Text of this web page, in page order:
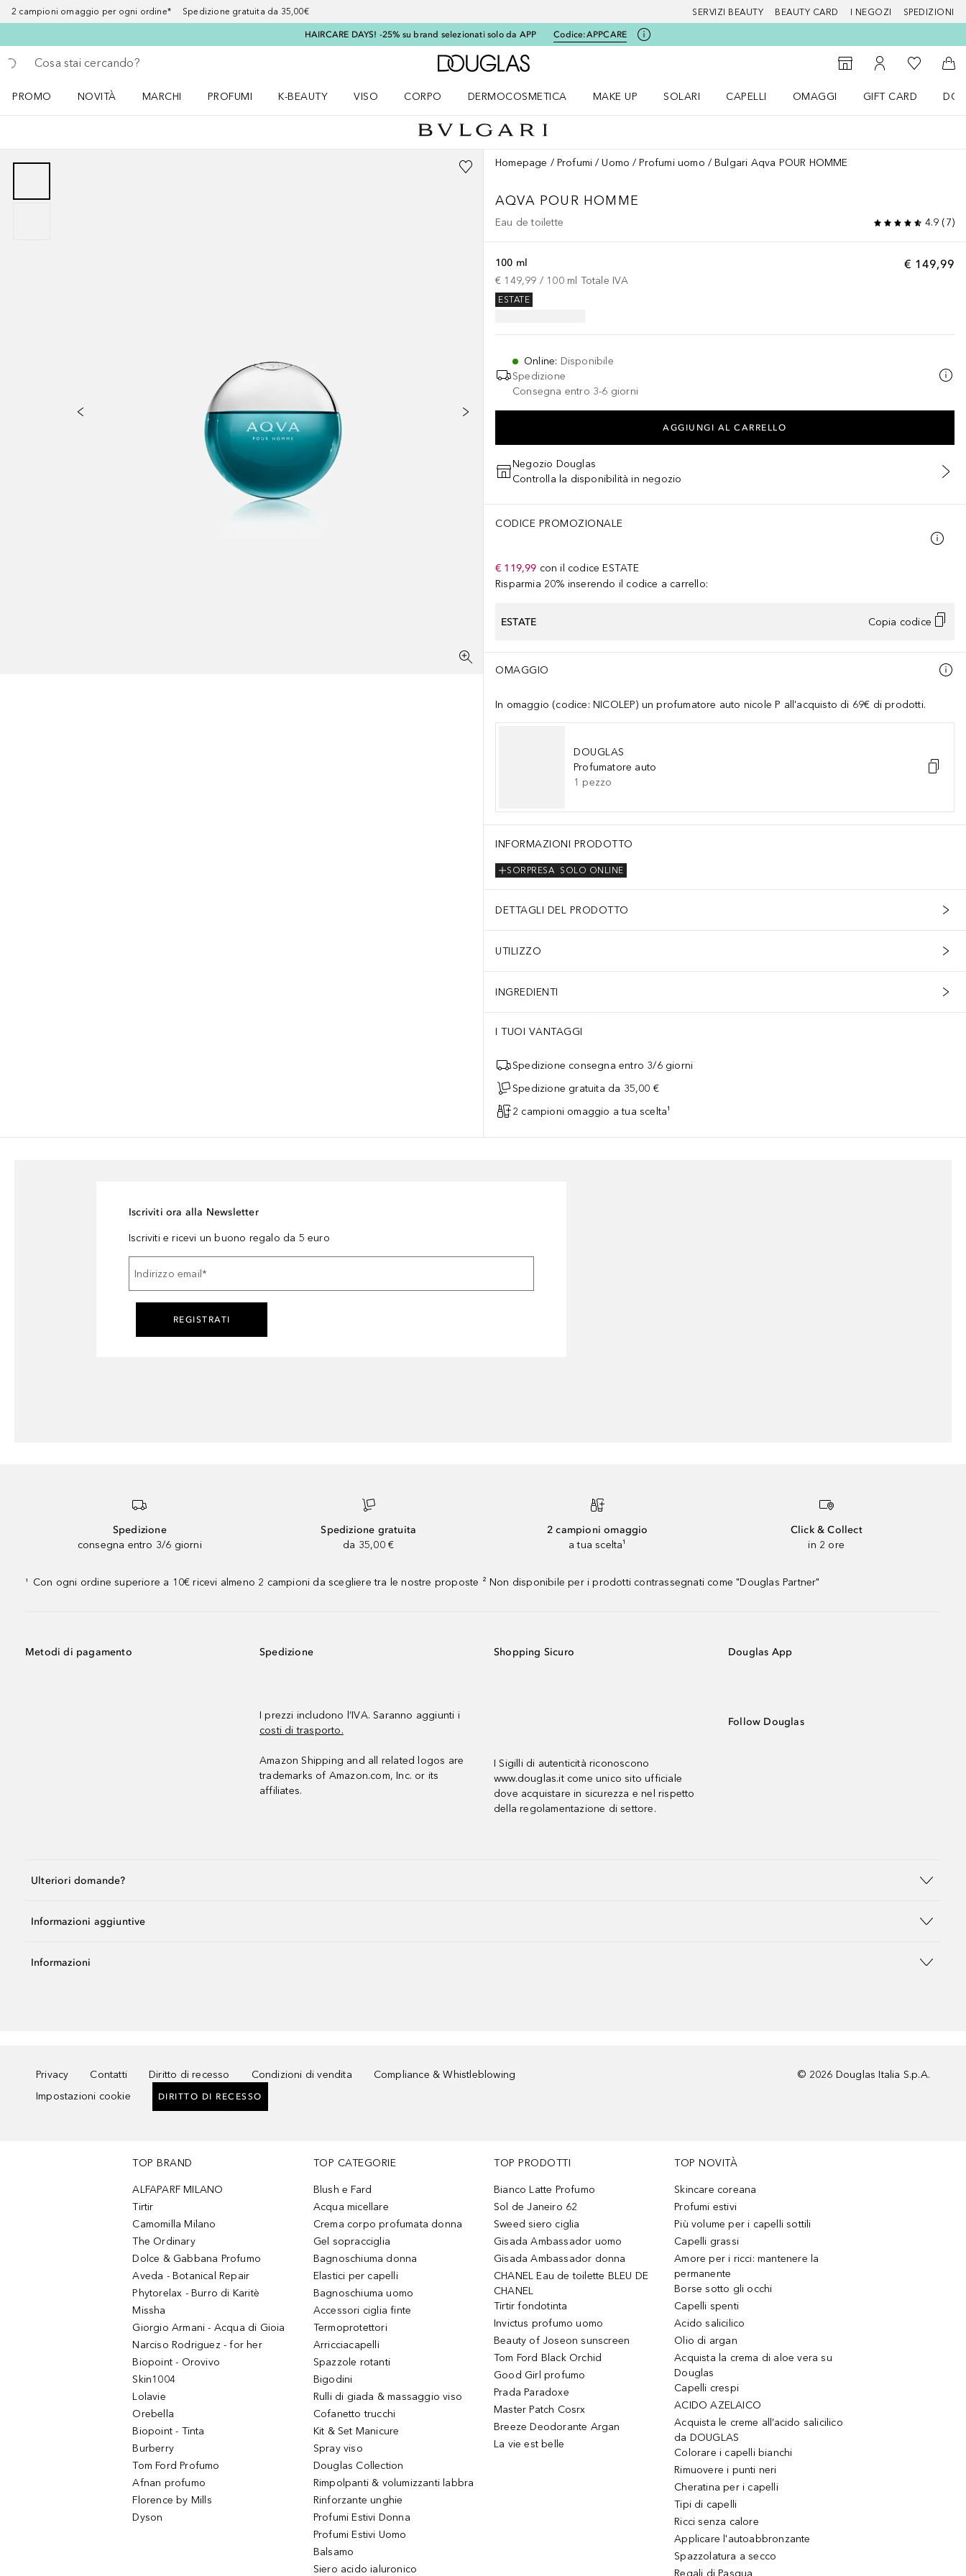
2 campioni omaggio per ogni ordine* Spedizione gratuita da 35,00€ SERVIZI BEAUTY BEAUTY CARD I NEGOZI SPEDIZIONI
HAIRCARE DAYS! -25% su brand selezionati solo da APP Codice:APPCARE
Torna indietro
Esegui ricerca
A Douglas Home
StorefinderAl Mio Account
Alla Mia
Al
PROMO
NOVITÀ
MARCHI
PROFUMI
K-BEAUTY
VISO
CORPO
DERMOCOSMETICA
MAKE UP
SOLARI
CAPELLI
OMAGGI
GIFT CARD
Homepage Profumi Uomo Profumi uomo Bulgari Aqva POUR HOMME
AQVA POUR HOMME
Eau de toilette 4.9 (7)
€ 149,99
100 ml
€ 149,99 / 100 ml Totale IVA
ESTATE
Online: Disponibile
Spedizione
Consegna entro 3-6 giorni
AGGIUNGI AL CARRELLO
Negozio Douglas
Controlla la disponibilità in negozio
CODICE PROMOZIONALE
€ 119,99 con il codice ESTATE
Risparmia 20% inserendo il codice a carrello:
ESTATE Copia codice
OMAGGIO
In omaggio (codice: NICOLEP) un profumatore auto nicole P all'acquisto di 69€ di prodotti.
DOUGLAS
Profumatore auto
1 pezzo
INFORMAZIONI PRODOTTO
SOLO ONLINE
SORPRESA
DETTAGLI DEL PRODOTTO
UTILIZZO
INGREDIENTI
I TUOI VANTAGGI
Spedizione consegna entro 3/6 giorni
Spedizione gratuita da 35,00 €
2 campioni omaggio a tua scelta¹
Iscriviti ora alla Newsletter
Iscriviti e ricevi un buono regalo da 5 euro
Indirizzo email *
REGISTRATI
Spedizione
consegna entro 3/6 giorni
Spedizione gratuita
da 35,00 €
2 campioni omaggio
a tua scelta¹
Click & Collect
in 2 ore
¹ Con ogni ordine superiore a 10€ ricevi almeno 2 campioni da scegliere tra le nostre proposte ² Non disponibile per i prodotti contrassegnati come "Douglas Partner"
Metodi di pagamento Spedizione
I prezzi includono l’IVA. Saranno aggiunti i
costi di trasporto.
Amazon Shipping and all related logos are
trademarks of Amazon.com, Inc. or its
affiliates.
Shopping Sicuro
I Sigilli di autenticità riconoscono
www.douglas.it come unico sito ufficiale
dove acquistare in sicurezza e nel rispetto
della regolamentazione di settore.
Douglas App
Follow Douglas
Ulteriori domande?
Informazioni aggiuntive
Informazioni
Privacy Contatti Diritto di recesso Condizioni di vendita
Compliance & Whistleblowing
Impostazioni cookie
DIRITTO DI RECESSO
© 2026 Douglas Italia S.p.A.
TOP BRAND
ALFAPARF MILANO
Tirtir
Camomilla Milano
The Ordinary
Dolce & Gabbana Profumo
Aveda - Botanical Repair
Phytorelax - Burro di Karitè
Missha
Giorgio Armani - Acqua di Gioia
Narciso Rodriguez - for her
Biopoint - Orovivo
Skin1004
Lolavie
Orebella
Biopoint - Tinta
Burberry
Tom Ford Profumo
Afnan profumo
Florence by Mills
Dyson
TOP CATEGORIE
Blush e Fard
Acqua micellare
Crema corpo profumata donna
Gel sopracciglia
Bagnoschiuma donna
Elastici per capelli
Bagnoschiuma uomo
Accessori ciglia finte
Termoprotettori
Arricciacapelli
Spazzole rotanti
Bigodini
Rulli di giada & massaggio viso
Cofanetto trucchi
Kit & Set Manicure
Spray viso
Douglas Collection
Rimpolpanti & volumizzanti labbra
Rinforzante unghie
Profumi Estivi Donna
Profumi Estivi Uomo
Balsamo
Siero acido ialuronico
TOP PRODOTTI
Bianco Latte Profumo
Sol de Janeiro 62
Sweed siero ciglia
Gisada Ambassador uomo
Gisada Ambassador donna
CHANEL Eau de toilette BLEU DE
CHANEL
Tirtir fondotinta
Invictus profumo uomo
Beauty of Joseon sunscreen
Tom Ford Black Orchid
Good Girl profumo
Prada Paradoxe
Master Patch Cosrx
Breeze Deodorante Argan
La vie est belle
TOP NOVITÀ
Skincare coreana
Profumi estivi
Più volume per i capelli sottili
Capelli grassi
Amore per i ricci: mantenere la
permanente
Borse sotto gli occhi
Capelli spenti
Acido salicilico
Olio di argan
Acquista la crema di aloe vera su
Douglas
Capelli crespi
ACIDO AZELAICO
Acquista le creme all’acido salicilico
da DOUGLAS
Colorare i capelli bianchi
Rimuovere i punti neri
Cheratina per i capelli
Tipi di capelli
Ricci senza calore
Applicare l'autoabbronzante
Spazzolatura a secco
Regali di Pasqua